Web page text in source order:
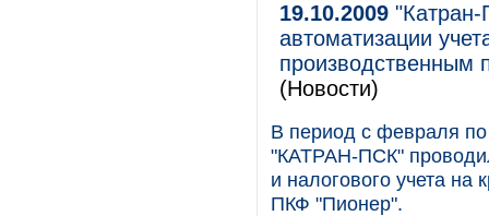
19.10.2009
автоматизации
(Новости)
В период с февраля по
"КАТРАН-ПСК"
и налогового учета
ПКФ "Пионер".